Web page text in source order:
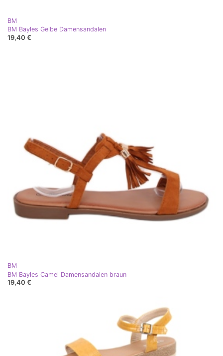
BM
BM Bayles Gelbe Damensandalen
19,40 €
BM
BM Bayles Camel Damensandalen braun
19,40 €